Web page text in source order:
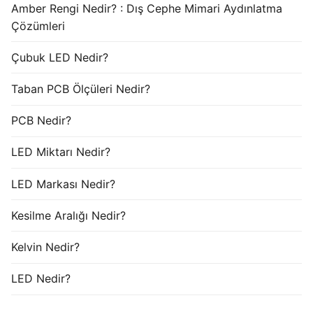
Amber Rengi Nedir? : Dış Cephe Mimari Aydınlatma
Çözümleri
Çubuk LED Nedir?
Taban PCB Ölçüleri Nedir?
PCB Nedir?
LED Miktarı Nedir?
LED Markası Nedir?
Kesilme Aralığı Nedir?
Kelvin Nedir?
LED Nedir?